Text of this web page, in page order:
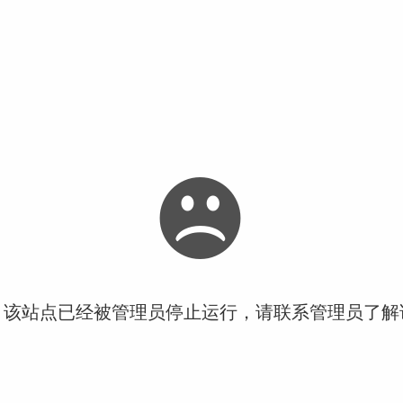
站点已经被管理员停止运行，请联系管理员了